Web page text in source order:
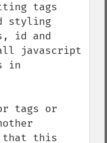
tags
styling
id and
javascript
in
tags or
that this